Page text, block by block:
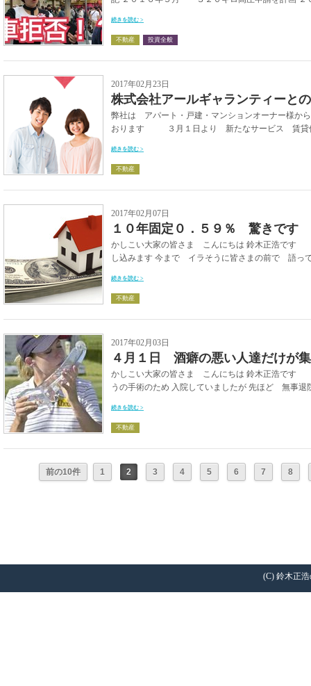
続きを読む >
不動産 投資全般
2017年02月23日
株式会社アールギャランティーと
弊社は アパート・戸建・マンションオーナー様か
おります ３月１日より 新たなサービス 賃貸債
続きを読む >
不動産
2017年02月07日
１０年固定０．５９％ 驚きです
かしこい大家の皆さま こんにちは 鈴木正浩で
し込みます 今まで イラそうに皆さまの前で 語っ
続きを読む >
不動産
2017年02月03日
４月１日 酒癖の悪い人達だけが
かしこい大家の皆さま こんにちは 鈴木正浩で
うの手術のため 入院していましたが 先ほど 無事
続きを読む >
不動産
前の10件 1 2 3 4 5 6 7 8
(C) 鈴木正